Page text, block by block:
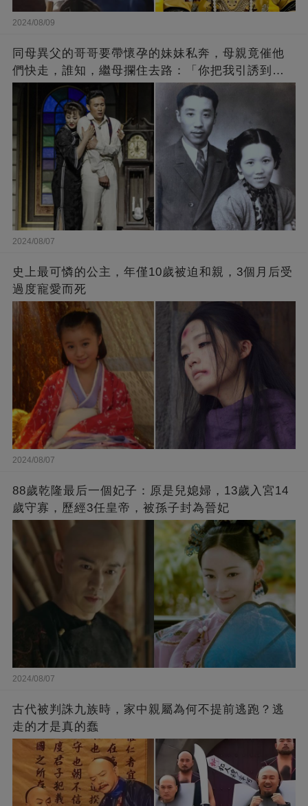
2024/08/09
同母異父的哥哥要帶懷孕的妹妹私奔，母親竟催他
們快走，誰知，繼母攔住去路：「你把我引誘到母
親不是母親，情人不是情人的地步，你卻不帶我
走？」
2024/08/07
史上最可憐的公主，年僅10歲被迫和親，3個月后受
過度寵愛而死
2024/08/07
88歲乾隆最后一個妃子：原是兒媳婦，13歲入宮14
歲守寡，歷經3任皇帝，被孫子封為晉妃
2024/08/07
古代被判誅九族時，家中親屬為何不提前逃跑？逃
走的才是真的蠢